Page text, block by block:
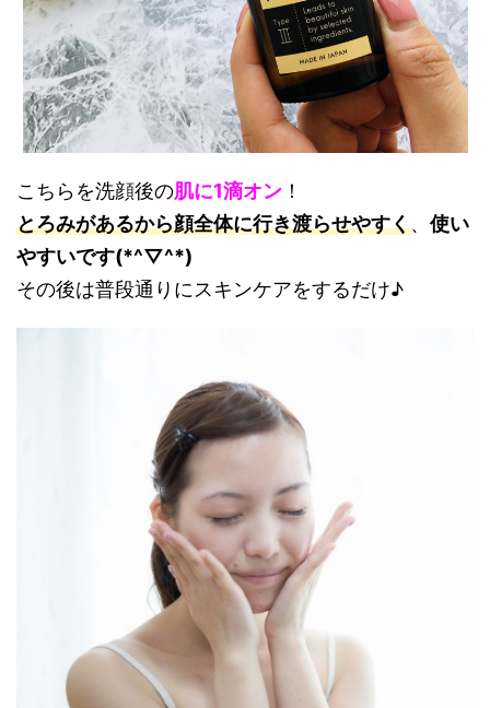
こちらを洗顔後の肌に1滴オン ！
とろみがあるから顔全体に行き渡らせやすく、 使い
やすいです(*^▽^*)
その後は普段通りにスキンケアをするだけ♪